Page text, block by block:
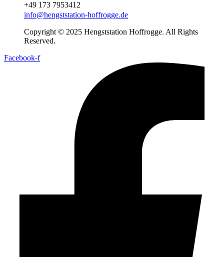
+49 173 7953412
info@hengststation-hoffrogge.de
Copyright © 2025 Hengststation Hoffrogge. All Rights
Reserved.
Facebook-f